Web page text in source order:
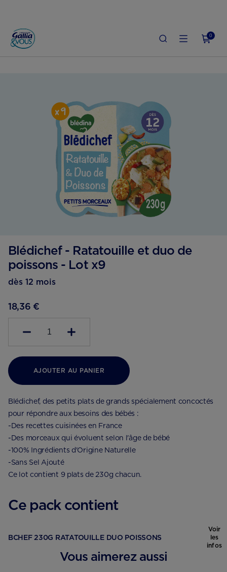
0
ACCUEIL
Blédichef - Ratatouille et duo de
poissons - Lot x9
dès 12 mois
18,36 €
1
AJOUTER AU PANIER
Blédichef, des petits plats de grands spécialement concoctés
pour répondre aux besoins des bébés :
-Des recettes cuisinées en France
-Des morceaux qui évoluent selon l'âge de bébé
-100% Ingrédients d'Origine Naturelle
-Sans Sel Ajouté
Ce lot contient 9 plats de 230g chacun.
Ce pack contient
BCHEF 230G RATATOUILLE DUO POISSONS
Voir
les
infos
Vous aimerez aussi